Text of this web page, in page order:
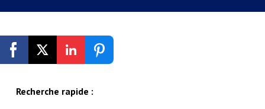
Recherche rapide :